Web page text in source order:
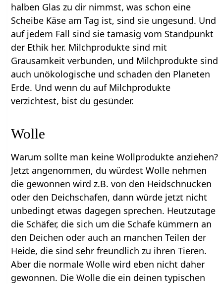
halben Glas zu dir nimmst, was schon eine
Scheibe Käse am Tag ist, sind sie ungesund. Und
auf jedem Fall sind sie tamasig vom Standpunkt
der Ethik her. Milchprodukte sind mit
Grausamkeit verbunden, und Milchprodukte sind
auch unökologische und schaden den Planeten
Erde. Und wenn du auf Milchprodukte
verzichtest, bist du gesünder.
Wolle
Warum sollte man keine Wollprodukte anziehen?
Jetzt angenommen, du würdest Wolle nehmen
die gewonnen wird z.B. von den Heidschnucken
oder den Deichschafen, dann würde jetzt nicht
unbedingt etwas dagegen sprechen. Heutzutage
die Schäfer, die sich um die Schafe kümmern an
den Deichen oder auch an manchen Teilen der
Heide, die sind sehr freundlich zu ihren Tieren.
Aber die normale Wolle wird eben nicht daher
gewonnen. Die Wolle die ein deinen typischen